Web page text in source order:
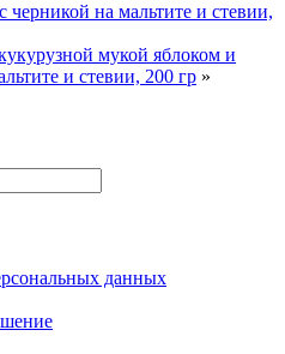
черникой на мальтите и стевии,
мукой яблоком и
и стевии, 200 гр »
данных